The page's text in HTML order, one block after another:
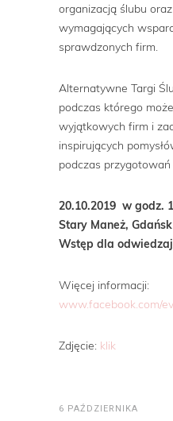
organizacją ślubu
wymagających
sprawdzonych firm.
Alternatywne Targi
podczas którego
wyjątkowych firm i
inspirujących
podczas
20.10.2019 w godz.
Stary Maneż,
Wstęp dla
Więcej informacji:
www.facebook.com/
Zdjęcie: klik
6 PAŹDZIERNIKA